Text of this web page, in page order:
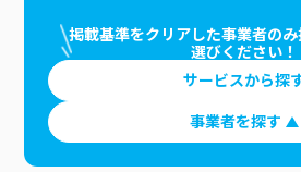
掲載基準をクリアした事業者の
選びください！
サービスから探
事業者を探す